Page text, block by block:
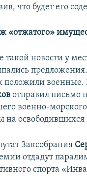
что будет его
«​отжатого»​
такой новости у
положили
отправил письмо
военно-
на
Заксобрания
отдадут
спорта